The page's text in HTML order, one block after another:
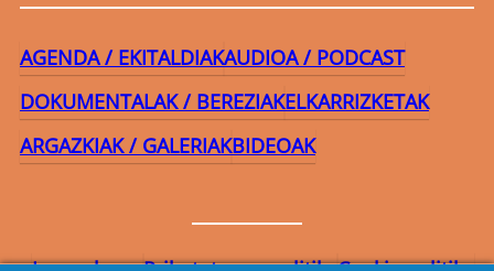
AGENDA / EKITALDIAKAUDIOA / PODCAST
DOKUMENTALAK / BEREZIAKELKARRIZKETAK
ARGAZKIAK / GALERIAKBIDEOAK